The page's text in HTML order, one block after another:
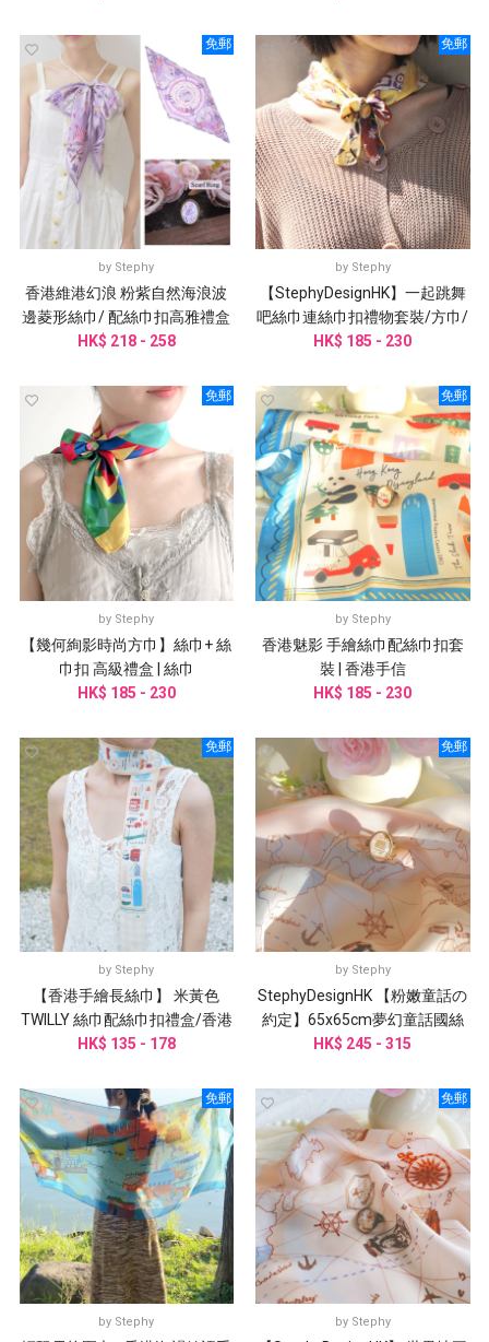
免郵
by Stephy
香港維港幻浪 粉紫自然海浪波
邊菱形絲巾/ 配絲巾扣高雅禮盒
圍巾
HK$ 218 - 258
免郵
by Stephy
【StephyDesignHK】一起跳舞
吧絲巾連絲巾扣禮物套裝/方巾/
頭巾/手腕帶/圍巾/姊姊禮物
HK$ 185 - 230
免郵
by Stephy
【幾何絢影時尚方巾】絲巾+ 絲
巾扣 高級禮盒 | 絲巾
HK$ 185 - 230
免郵
by Stephy
香港魅影 手繪絲巾配絲巾扣套
裝 | 香港手信
HK$ 185 - 230
免郵
by Stephy
【香港手繪長絲巾】 米黃色
TWILLY 絲巾配絲巾扣禮盒/香港
禮品
HK$ 135 - 178
免郵
by Stephy
StephyDesignHK 【粉嫩童話の
約定】65x65cm夢幻童話國絲
巾+ 絲巾扣 高級禮盒
HK$ 245 - 315
免郵
by Stephy
免郵
by Stephy